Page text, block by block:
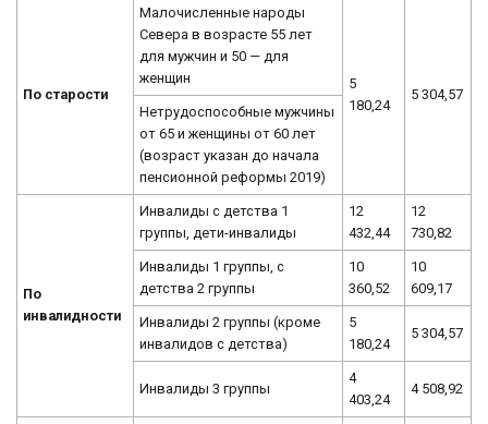
По старости
Малочисленные народы
Севера в возрасте 55 лет
для мужчин и 50 — для
женщин
5
180,24
5 304,57
Нетрудоспособные мужчины
от 65 и женщины от 60 лет
(возраст указан до начала
пенсионной реформы 2019)
По
инвалидности
Инвалиды с детства 1
группы, дети-инвалиды
12
432,44
12
730,82
Инвалиды 1 группы, с
детства 2 группы
10
360,52
10
609,17
Инвалиды 2 группы (кроме
инвалидов с детства)
5
180,24
5 304,57
Инвалиды 3 группы
4
403,24
4 508,92